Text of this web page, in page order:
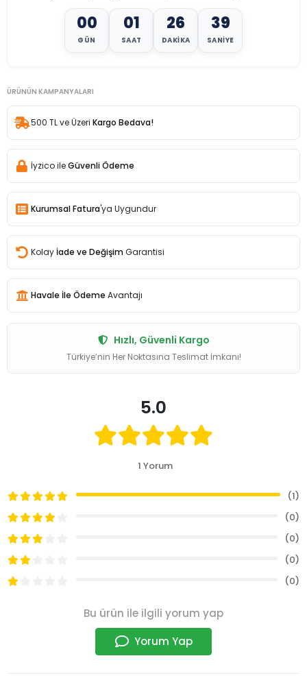
00
GÜN
01
SAAT
26
DAKIKA
36
SANIYE
ÜRÜNÜN KAMPANYALARI
500 TL ve Üzeri Kargo Bedava!
İyzico ileGüvenli Ödeme
Kurumsal Fatura'ya Uygundur
Kolay İade ve Değişim Garantisi
Havale İle Ödeme Avantajı
Hızlı, Güvenli Kargo
Türkiye’nin Her Noktasına Teslimat İmkanı!
5.0
1 Yorum
(1)
(0)
(0)
(0)
(0)
Bu ürün ile ilgili yorum yap
Yorum Yap